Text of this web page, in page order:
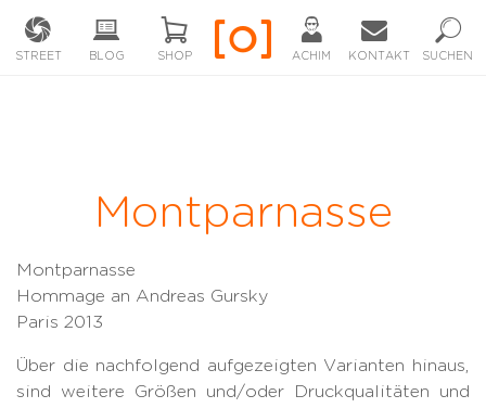
STREET BLOG SHOP ACHIM KONTAKT SUCHEN
Montparnasse
Montparnasse
Hommage an Andreas Gursky
Paris 2013
Über die nachfolgend aufgezeigten Varianten hinaus,
sind weitere Größen und/oder Druckqualitäten und